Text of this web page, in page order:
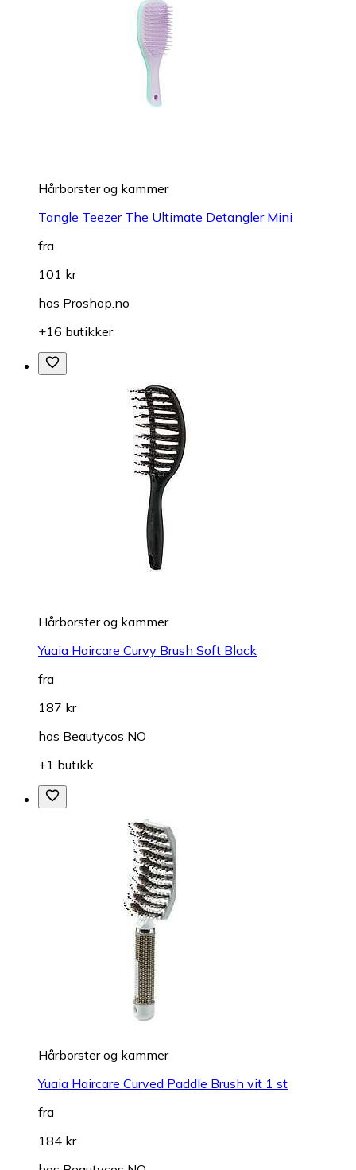
Hårborster og kammer
Tangle Teezer The Ultimate Detangler Mini
fra
101 kr
hos Proshop.no
+16 butikker
Hårborster og kammer
Yuaia Haircare Curvy Brush Soft Black
fra
187 kr
hos Beautycos NO
+1 butikk
Hårborster og kammer
Yuaia Haircare Curved Paddle Brush vit 1 st
fra
184 kr